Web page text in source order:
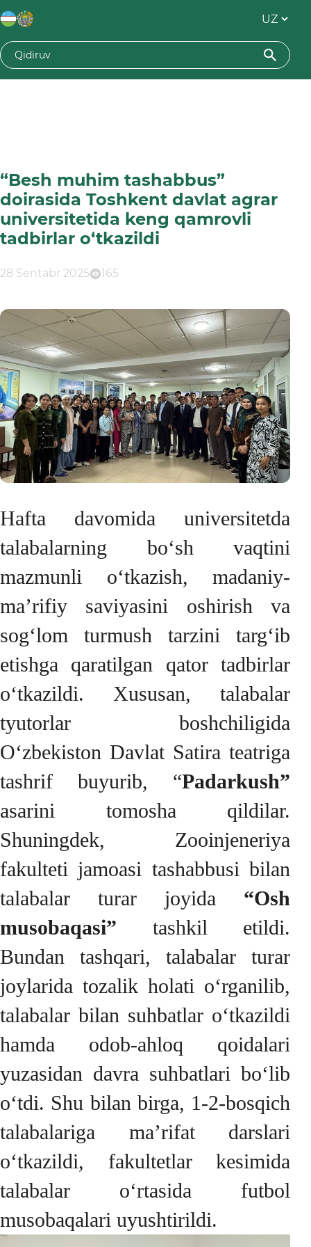
“Besh muhim tashabbus”
doirasida Toshkent davlat agrar
universitetida keng qamrovli
tadbirlar o‘tkazildi
28 Sentabr 2025 165
Hafta davomida universitetda
talabalarning bo‘sh vaqtini
mazmunli o‘tkazish, madaniy-
ma’rifiy saviyasini oshirish va
sog‘lom turmush tarzini targ‘ib
etishga qaratilgan qator tadbirlar
o‘tkazildi. Xususan, talabalar
tyutorlar boshchiligida
O‘zbekiston Davlat Satira teatriga
tashrif buyurib, “Padarkush”
asarini tomosha qildilar.
Shuningdek, Zooinjeneriya
fakulteti jamoasi tashabbusi bilan
talabalar turar joyida “Osh
musobaqasi” tashkil etildi.
Bundan tashqari, talabalar turar
joylarida tozalik holati o‘rganilib,
talabalar bilan suhbatlar o‘tkazildi
hamda odob-ahloq qoidalari
yuzasidan davra suhbatlari bo‘lib
o‘tdi. Shu bilan birga, 1-2-bosqich
talabalariga ma’rifat darslari
o‘tkazildi, fakultetlar kesimida
talabalar o‘rtasida futbol
musobaqalari uyushtirildi.